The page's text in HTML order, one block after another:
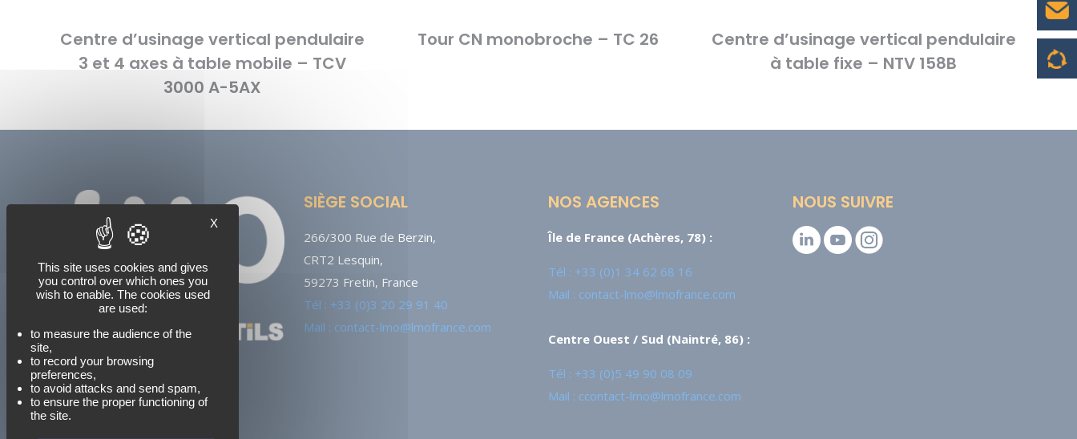
Centre d’usinage vertical pendulaire
3 et 4 axes à table mobile – TCV
3000 A-5AX
Tour CN monobroche – TC 26
Centre d’usinage vertical pendulaire
à table fixe – NTV 158B
SIÈGE SOCIAL
266/300 Rue de Berzin,
CRT2 Lesquin,
59273 Fretin, France
Tél : +33 (0)3 20 29 91 40
Mail : contact-lmo@lmofrance.com
NOS AGENCES
Île de France (Achères, 78) :
Tél : +33 (0)1 34 62 68 16
Mail : contact-lmo@lmofrance.com
Centre Ouest / Sud (Naintré, 86) :
Tél : +33 (0)5 49 90 08 09
Mail : ccontact-lmo@lmofrance.com
NOUS SUIVRE
X
This site uses cookies and gives
you control over which ones you
wish to enable. The cookies used
are used:
to measure the audience of the
site,
to record your browsing
preferences,
to avoid attacks and send spam,
to ensure the proper functioning of
the site.